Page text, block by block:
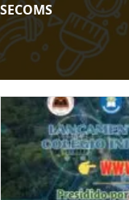
SECOMS